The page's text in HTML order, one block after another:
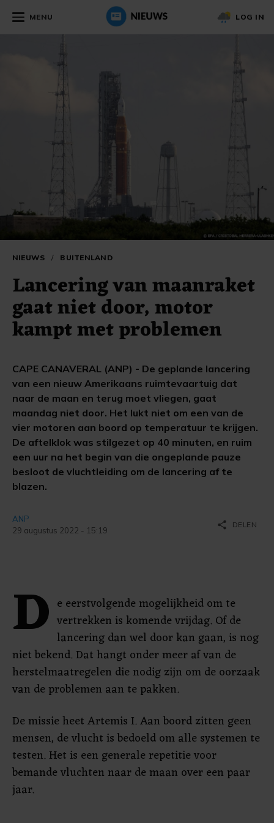
MENU LOG IN
NIEUWS / BUITENLAND
Lancering van maanraket
gaat niet door, motor
kampt met problemen
CAPE CANAVERAL (ANP) - De geplande lancering
van een nieuw Amerikaans ruimtevaartuig dat
naar de maan en terug moet vliegen, gaat
maandag niet door. Het lukt niet om een van de
vier motoren aan boord op temperatuur te krijgen.
De aftelklok was stilgezet op 40 minuten, en ruim
een uur na het begin van die ongeplande pauze
besloot de vluchtleiding om de lancering af te
blazen.
ANP
29 augustus 2022 - 15:19
share DELEN
D e eerstvolgende mogelijkheid om te
vertrekken is komende vrijdag. Of de
lancering dan wel door kan gaan, is nog
niet bekend. Dat hangt onder meer af van de
herstelmaatregelen die nodig zijn om de oorzaak
van de problemen aan te pakken.
De missie heet Artemis I. Aan boord zitten geen
mensen, de vlucht is bedoeld om alle systemen te
testen. Het is een generale repetitie voor
bemande vluchten naar de maan over een paar
jaar.